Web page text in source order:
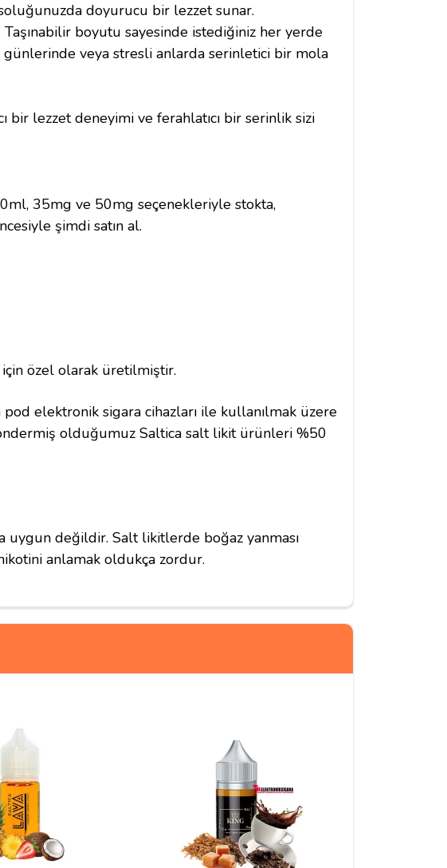
doyurucu bir lezzet sunar.
boyutu sayesinde istediğiniz her yerde
günlerinde veya stresli anlarda serinletici bir mola
bir lezzet deneyimi ve ferahlatıcı bir serinlik sizi
35mg ve 50mg seçenekleriyle stokta,
şimdi satın al.
özel olarak üretilmiştir.
elektronik sigara cihazları ile kullanılmak üzere
olduğumuz Saltica salt likit ürünleri %50
değildir. Salt likitlerde boğaz yanması
anlamak oldukça zordur.